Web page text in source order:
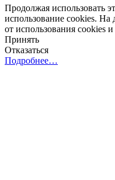
Продолжая использовать
использование cookies. На
от использования cookies
Принять
Отказаться
Подробнее…